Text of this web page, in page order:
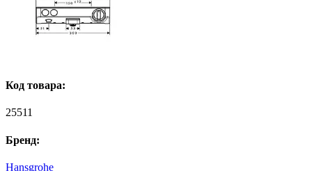
Код товара:
25511
Бренд:
Hansgrohe